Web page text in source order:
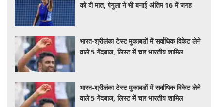
को दी मात, पेगुला ने भी बनाई अंतिम 16 में जगह
भारत-श्रीलंका टेस्ट मुकाबलों में सर्वाधिक विकेट लेने
वाले 5 गेंदबाज, लिस्ट में चार भारतीय शामिल
भारत-श्रीलंका टेस्ट मुकाबलों में सर्वाधिक विकेट लेने
वाले 5 गेंदबाज, लिस्ट में चार भारतीय शामिल